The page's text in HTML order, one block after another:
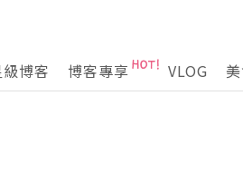
級博客 博客專享 VLOG